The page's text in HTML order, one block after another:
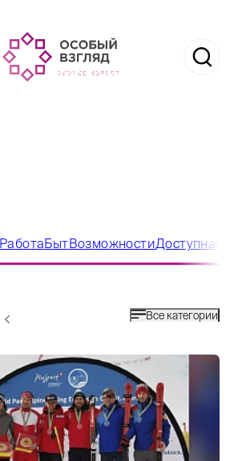
РаботаБытВозможностиДоступная
Все категории